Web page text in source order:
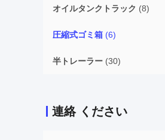
オイルタンクトラック (8)
圧縮式ゴミ箱 (6)
半トレーラー (30)
連絡 ください